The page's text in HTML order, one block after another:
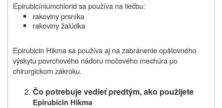
Epirubicíniumchlorid sa používa na liečbu:
rakoviny prsníka
rakoviny žalúdka
Epirubicin Hikma sa používa aj na zabránenie opätovného
výskytu povrchového nádoru močového mechúra po
chirurgickom zákroku.
Čo potrebuje vedieť predtým, ako použijete
Epirubicin Hikma